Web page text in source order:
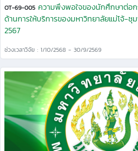
OT-69-005ความพึงพอใจของนักศึกษาต่อก
ด้านการให้บริการของมหาวิทยาลัยแม่โจ้-ชุ
2567
ช่วงเวลาวิจัย : 1/10/2568 - 30/9/2569